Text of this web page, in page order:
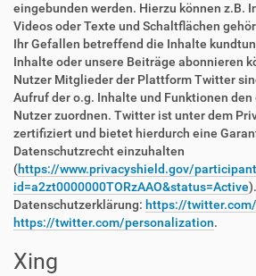
eingebunden werden. Hierzu können z.B.
Videos oder Texte und Schaltflächen
Ihr Gefallen betreffend die Inhalte
Inhalte oder unsere Beiträge abonnieren
Nutzer Mitglieder der Plattform Twitter
Aufruf der o.g. Inhalte und Funktionen
Nutzer zuordnen. Twitter ist unter dem
zertifiziert und bietet hierdurch eine
Datenschutzrecht einzuhalten
(https://www.privacyshield.gov/
id=a2zt0000000TORzAAO&status=Active).
Datenschutzerklärung: https://
https://twitter.com/personalization.
Xing